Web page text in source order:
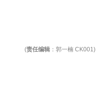
(责任编辑 ：郭一楠 CK001)